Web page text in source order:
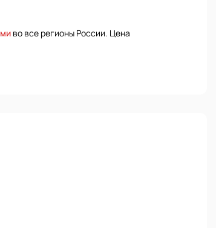
во все регионы России. Цена